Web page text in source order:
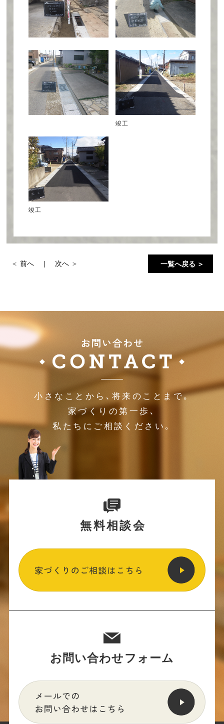
竣工
竣工
前へ 次へ 一覧へ戻る ＞
小さなことから､将来のことまで｡
家づくりの第一歩､
私たちにご相談ください｡
無料相談会
お問い合わせフォーム